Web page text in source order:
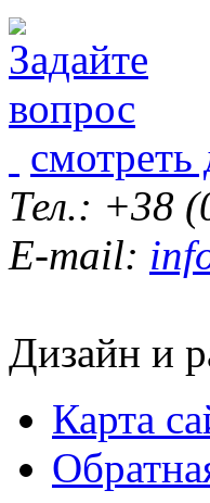
смотреть
Тел.: +38
E-mail:
Дизайн и
Карта